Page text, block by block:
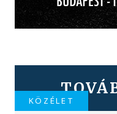
KÖZÉLET